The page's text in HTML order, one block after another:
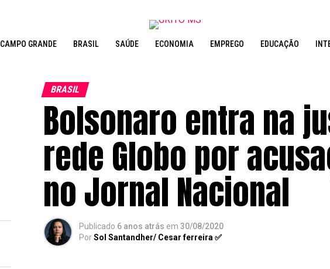
CAMPO GRANDE BRASIL SAÚDE ECONOMIA EMPREGO EDUCAÇÃO
BRASIL
Bolsonaro entra na
rede Globo por
no Jornal Nacional
Publicado 6 anos atrás em 30/08/2020
PorSol Santandher/ Cesar ferreira ✅